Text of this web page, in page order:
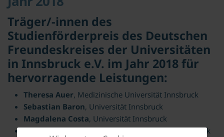
Träger/-innen des
Studienförderpreis des Deutschen
Freundeskreises der Universitäten
in Innsbruck e.V. im Jahr 2018 für
hervorragende Leistungen:
Theresa Auer, Medizinische Universität Innsbruck
Sebastian Baron, Universität Innsbruck
Magdalena Costa, Universität Innsbruck
Heike Ganzhorn, MCI Management Center Innsbruck